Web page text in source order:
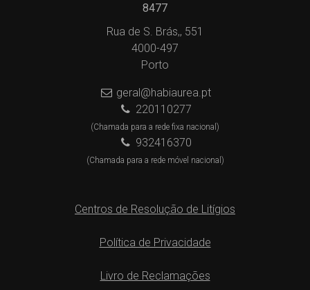
8477
Rua de S. Brás,, 551
4000-497
Porto
geral@habiaurea.pt
220110277
(Chamada para a rede fixa nacional)
932416370
(Chamada para a rede móvel nacional)
Centros de Resolução de Litígios
Política de Privacidade
Livro de Reclamações